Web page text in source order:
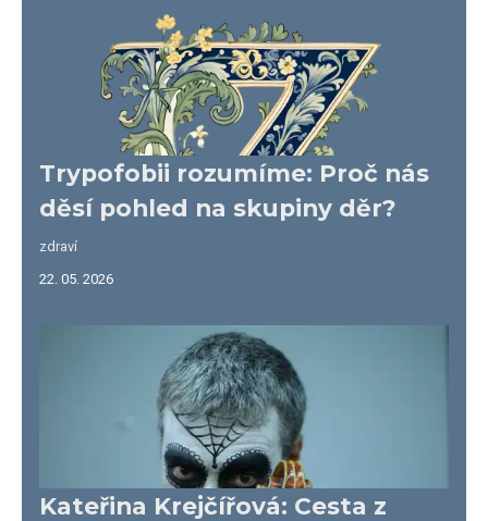
Trypofobii rozumíme: Proč nás
děsí pohled na skupiny děr?
zdraví
22. 05. 2026
Kateřina Krejčířová: Cesta z